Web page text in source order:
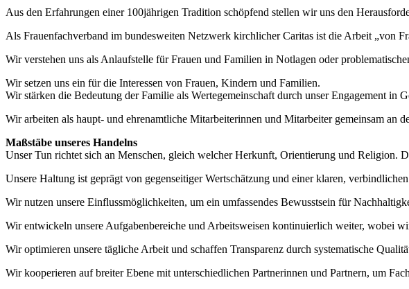
Aus den Erfahrungen einer 100jährigen Tradition schöpfend stellen wir uns den
Als Frauenfachverband im bundesweiten Netzwerk kirchlicher Caritas ist die Arbeit „von
Wir verstehen uns als Anlaufstelle für Frauen und Familien in Notlagen oder
Wir setzen uns ein für die Interessen von Frauen, Kindern und Familien.
Wir stärken die Bedeutung der Familie als Wertegemeinschaft durch unser Engagement in
Wir arbeiten als haupt- und ehrenamtliche Mitarbeiterinnen und Mitarbeiter gemeinsam an
Maßstäbe unseres Handelns
Unser Tun richtet sich an Menschen, gleich welcher Herkunft, Orientierung und Religion.
Unsere Haltung ist geprägt von gegenseitiger Wertschätzung und einer klaren,
Wir nutzen unsere Einflussmöglichkeiten, um ein umfassendes Bewusstsein für
Wir entwickeln unsere Aufgabenbereiche und Arbeitsweisen kontinuierlich weiter, wobei
Wir optimieren unsere tägliche Arbeit und schaffen Transparenz durch systematische
Wir kooperieren auf breiter Ebene mit unterschiedlichen Partnerinnen und Partnern, um